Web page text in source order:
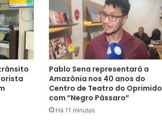
Pablo Sena representará a
Amazônia nos 40 anos do
Centro de Teatro do Oprimido
com ”Negro Pássaro”
Há 11 minutos